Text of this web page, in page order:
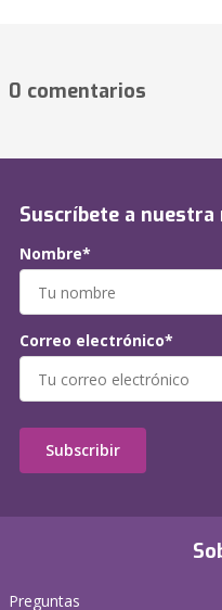
0 comentarios
Preguntas
Suscríbete a
Nombre*
Correo electrónico*
Subscribir